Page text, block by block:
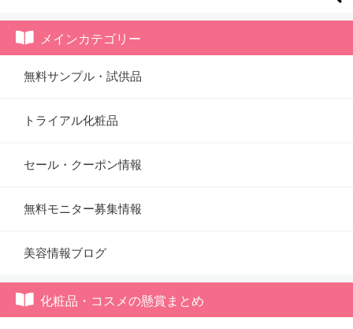
メインカテゴリー
無料サンプル・試供品
トライアル化粧品
セール・クーポン情報
無料モニター募集情報
美容情報ブログ
化粧品・コスメの懸賞まとめ